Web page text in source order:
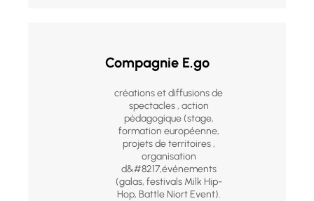
Compagnie E.go
créations et diffusions de
spectacles , action
pédagogique (stage,
formation européenne,
projets de territoires ,
organisation
d&#8217,événements
(galas, festivals Milk Hip-
Hop, Battle Niort Event).